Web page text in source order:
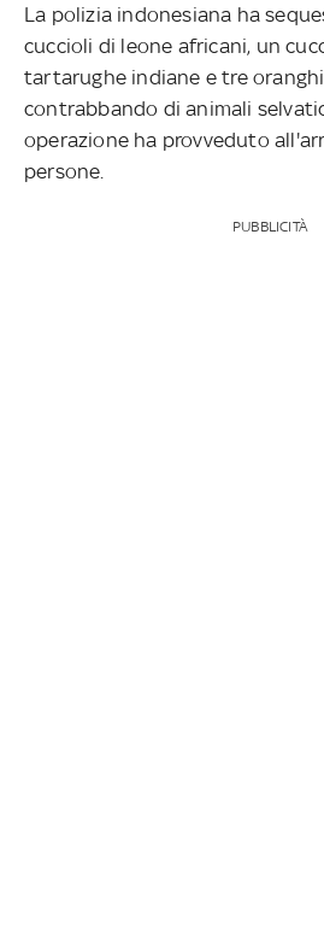
La polizia indonesiana ha
cuccioli di leone africani, un
tartarughe indiane e tre
contrabbando di animali
operazione ha provveduto
persone.
PUBBLICITÀ